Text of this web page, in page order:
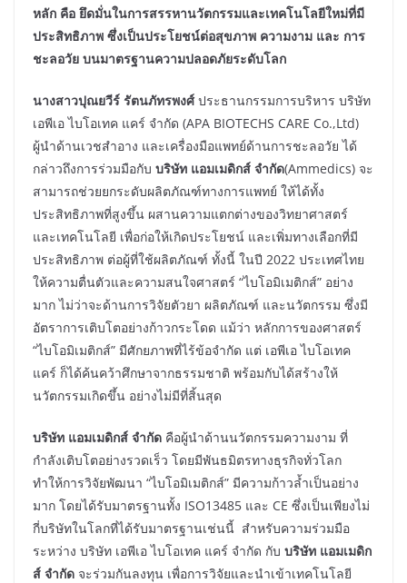
หลัก คือ ยึดมั่นในการสรรหานวัตกรรมและเทคโนโลยีใหม่ที่มี
ประสิทธิภาพ ซึ่งเป็นประโยชน์ต่อสุขภาพ ความงาม และ การ
ชะลอวัย บนมาตรฐานความปลอดภัยระดับโลก
นางสาวปุณยวีร์ รัตนภัทรพงศ์ประธานกรรมการบริหาร บริษัท
เอพีเอ ไบโอเทค แคร์ จำกัด (APA BIOTECHS CARE Co.,Ltd)
ผู้นำด้านเวชสำอาง และเครื่องมือแพทย์ด้านการชะลอวัย ได้
กล่าวถึงการร่วมมือกับ บริษัท แอมเมดิกส์ จำกัด(Ammedics) จะ
สามารถช่วยยกระดับผลิตภัณฑ์ทางการแพทย์ ให้ได้ทั้ง
ประสิทธิภาพที่สูงขึ้น ผสานความแตกต่างของวิทยาศาสตร์
และเทคโนโลยี เพื่อก่อให้เกิดประโยชน์ และเพิ่มทางเลือกที่มี
ประสิทธิภาพ ต่อผู้ที่ใช้ผลิตภัณฑ์ ทั้งนี้ ในปี 2022 ประเทศไทย
ให้ความตื่นตัวและความสนใจศาสตร์ “ไบโอมิเมติกส์” อย่าง
มาก ไม่ว่าจะด้านการวิจัยตัวยา ผลิตภัณฑ์ และนวัตกรรม ซึ่งมี
อัตราการเติบโตอย่างก้าวกระโดด แม้ว่า หลักการของศาสตร์
“ไบโอมิเมติกส์” มีศักยภาพที่ไร้ข้อจำกัด แต่ เอพีเอ ไบโอเทค
แคร์ ก็ได้ค้นคว้าศึกษาจากธรรมชาติ พร้อมกับได้สร้างให้
นวัตกรรมเกิดขึ้น อย่างไม่มีที่สิ้นสุด
บริษัท แอมเมดิกส์ จำกัด คือผู้นำด้านนวัตกรรมความงาม ที่
กำลังเติบโตอย่างรวดเร็ว โดยมีพันธมิตรทางธุรกิจทั่วโลก
ทำให้การวิจัยพัฒนา “ไบโอมิเมติกส์” มีความก้าวล้ำเป็นอย่าง
มาก โดยได้รับมาตรฐานทั้ง ISO13485 และ CE ซึ่งเป็นเพียงไม่
กี่บริษัทในโลกที่ได้รับมาตรฐานเช่นนี้ สำหรับความร่วมมือ
ระหว่าง บริษัท เอพีเอ ไบโอเทค แคร์ จำกัด กับ บริษัท แอมเมดิก
ส์ จำกัด จะร่วมกันลงทุน เพื่อการวิจัยและนำเข้าเทคโนโลยี